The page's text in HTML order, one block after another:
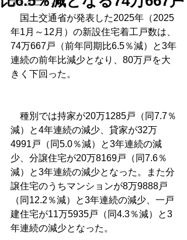
コミュニティ
国土交通省が発表した2025年（2025
年1月～12月）の新設住宅着工戸数は、
74万667戸（前年同期比6.5％減）と3年
連続の前年比減少となり、80万戸を大
きく下回った。
種別では持家が20万1285戸（同7.7％
減）と4年連続の減少、貸家が32万
4991戸（同5.0％減）と3年連続の減
少、分譲住宅が20万8169戸（同7.6％
減）と3年連続の減少となった。また分
譲住宅のうちマンションが8万9888戸
（同12.2％減）と3年連続の減少、一戸
建住宅が11万5935戸（同4.3％減）と3
年連続の減少となった。